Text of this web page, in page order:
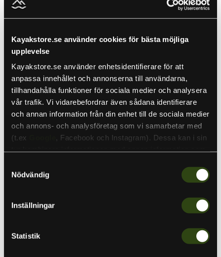
Kayakstore.se använder cookies för bästa möjliga
upplevelse
Kayakstore.se använder enhetsidentifierare för att
anpassa innehållet och annonserna till användarna,
tillhandahålla funktioner för sociala medier och analysera
vår trafik. Vi vidarebefordrar även sådana identifierare
och annan information från din enhet till de sociala medier
och annons- och analysföretag som vi samarbetar med
(t.ex
, Facebook och Instagram). Dessa kan i sin
använt deras tjänster. Detta för att skapa
personanpassade annonser (personalization of ads). Du
Nödvändig
Inställningar
Statistik
62-2 B
221171
Slutsåld Ursprungspris
2,179 kr Nuvarande pris
1,969 kr
Lägsta priset de senaste 30 dagarna:
Kvantitet
Daiwa Saltist Hyper Slow Jig är ett kraftfullt och